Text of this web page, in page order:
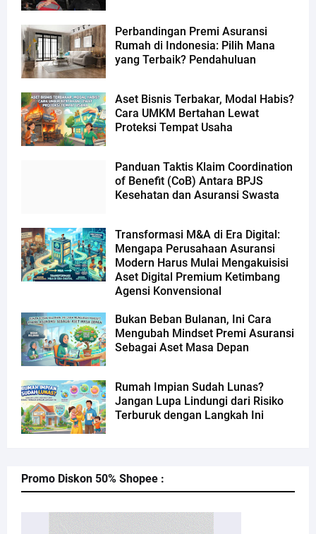
Perbandingan Premi Asuransi
Rumah di Indonesia: Pilih Mana
yang Terbaik? Pendahuluan
Aset Bisnis Terbakar, Modal Habis?
Cara UMKM Bertahan Lewat
Proteksi Tempat Usaha
Panduan Taktis Klaim Coordination
of Benefit (CoB) Antara BPJS
Kesehatan dan Asuransi Swasta
Transformasi M&A di Era Digital:
Mengapa Perusahaan Asuransi
Modern Harus Mulai Mengakuisisi
Aset Digital Premium Ketimbang
Agensi Konvensional
Bukan Beban Bulanan, Ini Cara
Mengubah Mindset Premi Asuransi
Sebagai Aset Masa Depan
Rumah Impian Sudah Lunas?
Jangan Lupa Lindungi dari Risiko
Terburuk dengan Langkah Ini
Promo Diskon 50% Shopee :